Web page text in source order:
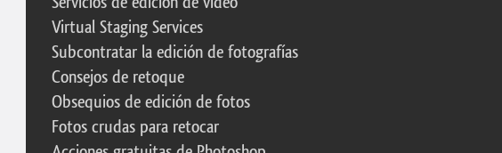
Virtual Staging Services
Subcontratar la edición de fotografías
Consejos de retoque
Obsequios de edición de fotos
Fotos crudas para retocar